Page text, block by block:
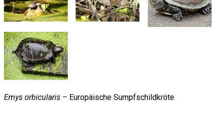
Emys orbicularis – Europäische Sumpfschildkröte